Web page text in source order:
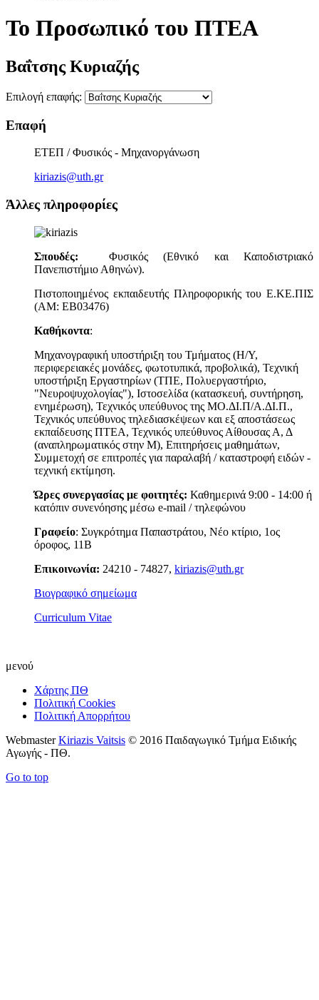
Το Προσωπικό του ΠΤΕΑ
Βαΐτσης Κυριαζής
Επιλογή επαφής:
Επαφή
ΕΤΕΠ / Φυσικός - Μηχανοργάνωση
kiriazis@uth.gr
Άλλες πληροφορίες
Σπουδές:
Φυσικός (Εθνικό και Καποδιστριακό
Πανεπιστήμιο Αθηνών).
Πιστοποιημένος εκπαιδευτής Πληροφορικής του Ε.ΚΕ.ΠΙΣ
(ΑΜ: ΕΒ03476)
Καθήκοντα:
Μηχανογραφική υποστήριξη του Τμήματος (Η/Υ,
περιφερειακές μονάδες, φωτοτυπικά, προβολικά), Τεχνική
υποστήριξη Εργαστηρίων (ΤΠΕ, Πολυεργαστήριο,
"Νευροψυχολογίας"), Ιστοσελίδα (κατασκευή, συντήρηση,
ενημέρωση), Τεχνικός υπεύθυνος της ΜΟ.ΔΙ.Π/Α.ΔΙ.Π.,
Τεχνικός υπεύθυνος τηλεδιασκέψεων και εξ αποστάσεως
εκπαίδευσης ΠΤΕΑ, Τεχνικός υπεύθυνος Αίθουσας Α, Δ
(αναπληρωματικός στην Μ), Επιτηρήσεις μαθημάτων,
Συμμετοχή σε επιτροπές για παραλαβή / καταστροφή ειδών -
τεχνική εκτίμηση.
Ώρες συνεργασίας με φοιτητές: Καθημερινά 9:00 - 14:00 ή
κατόπιν συνενόησης μέσω e-mail / τηλεφώνου
Γραφείο: Συγκρότημα Παπαστράτου, Νέο κτίριο, 1ος
όροφος, 11B
Επικοινωνία: 24210 - 74827, kiriazis@uth.gr
Βιογραφικό σημείωμα
Curriculum Vitae
μενού
Χάρτης ΠΘ
Πολιτική Cookies
Πολιτική Απορρήτου
WebmasterKiriazis Vaitsis © 2016 Παιδαγωγικό Τμήμα Ειδικής
Αγωγής - ΠΘ.
Go to top